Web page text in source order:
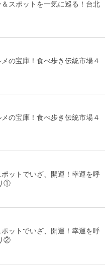
スポットを一気に巡る！台北
メの宝庫！食べ歩き伝統市場４
メの宝庫！食べ歩き伝統市場４
ポットでいざ、開運！幸運を呼
①
ポットでいざ、開運！幸運を呼
②